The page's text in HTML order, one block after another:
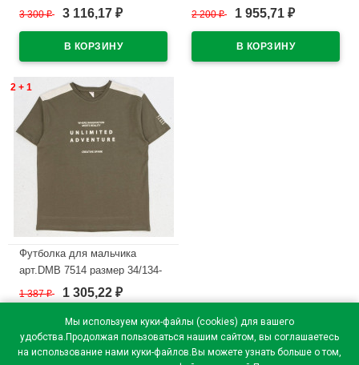
Мы используем куки-файлы (cookies) для вашего
удобства.Продолжая пользоваться нашим сайтом, вы соглашаетесь
на использование нами куки-файлов.Вы можете узнать больше о том,
44/164 цвет хаки
3 300₽ 3 116,17 ₽
34/134-44/164 цвет темно-
2 200₽ 1 955,71 ₽
2 + 1
Футболка для мальчика
арт.DMB 7514 размер 34/134-
44/164 цвет хаки
В наличии
1 387₽ 1 305,22 ₽